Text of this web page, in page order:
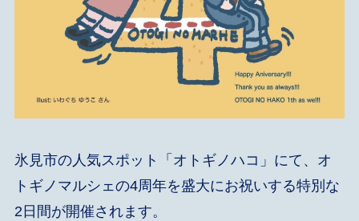
氷見市の人気スポット「オトギノハコ」にて、オ
トギノマルシェの4周年を盛大にお祝いする特別な
2日間が開催されます。